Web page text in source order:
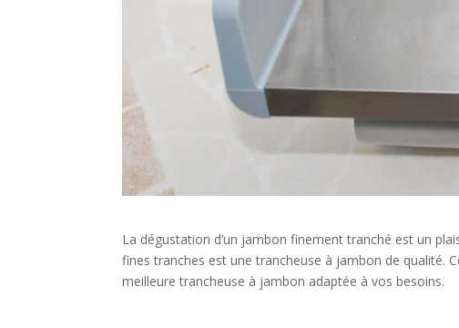
La dégustation d’un jambon finement tranché est un
fines tranches est une trancheuse à jambon de qualité.
meilleure trancheuse à jambon adaptée à vos besoins.